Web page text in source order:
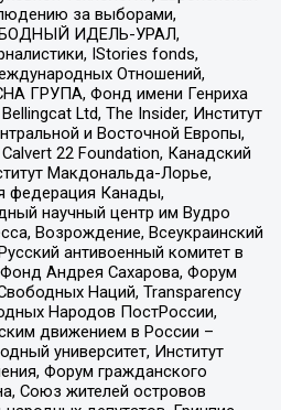
за выборами,
ИДЕЛЬ-УРАЛ,
IStories fonds,
Отношений,
ГРУПА, Фонд имени Генриха
Ltd, The Insider, Институт
и Восточной Европы,
22 Foundation, Канадский
Макдональда-Лорье,
федерация Канады,
научный центр им Вудро
Возрождение, Всеукраинский
антивоенный комитет в
Андрея Сахарова, Форум
Наций, Transparеncy
Народов ПостРоссии,
движением в России –
университет, Институт
Форум гражданского
Союз жителей островов